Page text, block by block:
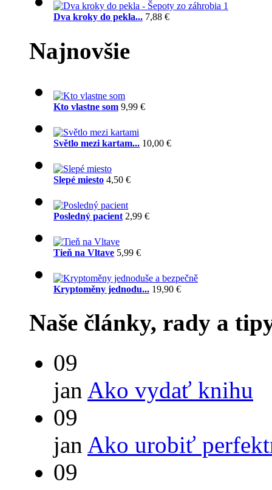
Dva kroky do pekla... 7,88 €
Najnovšie
Kto vlastne som 9,99 €
Světlo mezi kartam... 10,00 €
Slepé miesto 4,50 €
Posledný pacient 2,99 €
Tieň na Vltave 5,99 €
Kryptoměny jednodu... 19,90 €
Naše články, rady a
09
jan Ako vydať knihu
09
jan Ako urobiť
09